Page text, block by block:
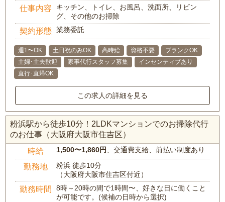
仕事内容
キッチン、トイレ、お風呂、洗面所、リビン
グ、その他のお掃除
契約形態 業務委託
週1〜OK 土日祝のみOK 高時給 資格不要
ブランクOK
主婦･主夫歓迎
家事代行スタッフ募集
インセンティブあり
直行･直帰OK
この求人の詳細を見る
粉浜駅から徒歩10分！2LDKマンションでのお掃除代行
のお仕事（大阪府大阪市住吉区）
時給 1,500〜1,860円、交通費支給、前払い制度あり
勤務地
粉浜 徒歩10分
（大阪府大阪市住吉区付近）
勤務時間
8時～20時の間で1時間〜、好きな日に働くこと
が可能です。(候補の日時から選択)